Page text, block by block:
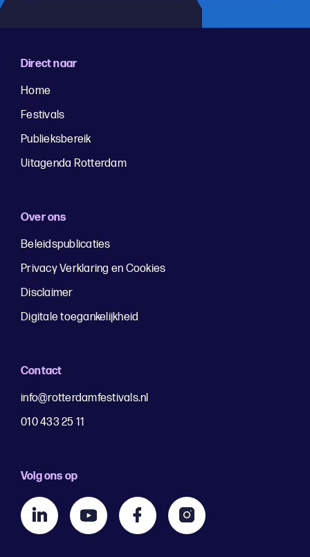
Direct naar
Home
Festivals
Publieksbereik
Uitagenda Rotterdam
Over ons
Beleidspublicaties
Privacy Verklaring en Cookies
Disclaimer
Digitale toegankelijkheid
Contact
info@rotterdamfestivals.nl
010 433 25 11
Volg ons op